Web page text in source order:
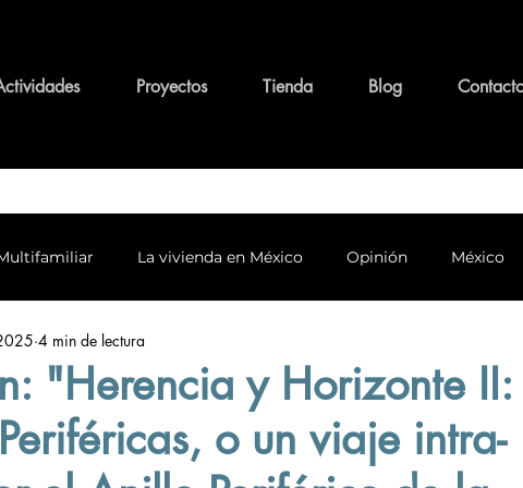
Proyectos Tienda Blog
La vivienda en México Opinión México
y conservación
y Arquitectura Equidad
"Herencia y Horizonte II:
o un viaje intra-
4 min de lectura